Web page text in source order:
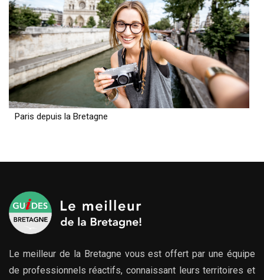
Paris depuis la Bretagne
Le meilleur de la Bretagne vous est offert par une équipe
de professionnels réactifs, connaissant leurs territoires et